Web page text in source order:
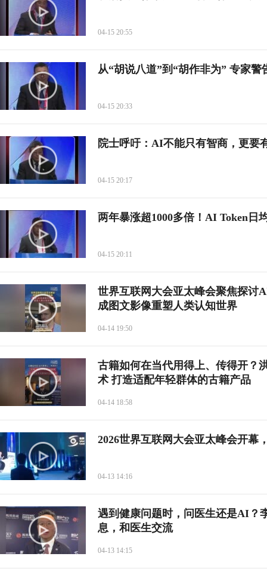
04-15 20:55
从“胡说八道”到“胡作非为” 专家
04-15 20:33
院士呼吁：AI不能只有智商，更要
04-15 20:17
两年暴涨超1000多倍！AI Token日
04-15 20:11
世界互联网大会亚太峰会聚焦探讨
成图文影像重塑人类认知世界
04-14 19:50
古籍如何在当代用得上、传得开？
术 打造适配年轻群体的古籍产品
04-14 18:58
2026世界互联网大会亚太峰会开幕
04-13 14:16
遇到健康问题时，问医生还是AI？
息，和医生交流
04-13 14:15